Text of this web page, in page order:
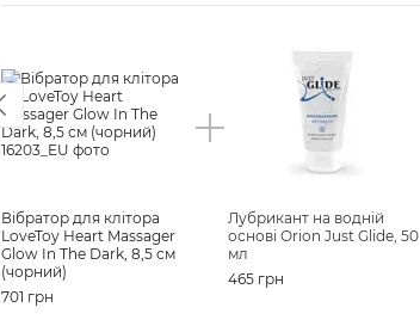
Вібратор для клітора
LoveToy Heart Massager
Glow In The Dark, 8,5 см
(чорний)
701 грн
Лубрикант на водній
основі Orion Just Glide, 50
мл
465 грн